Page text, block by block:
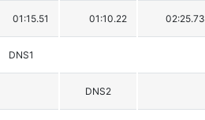
01:15.51 01:10.22 02:25.73
DNS1
DNS2